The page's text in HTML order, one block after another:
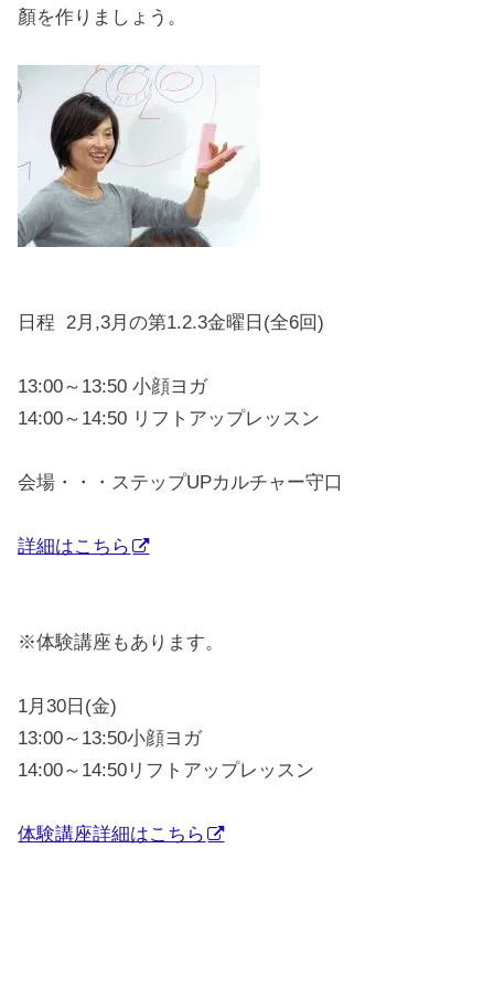
顏を作りましょう。
日程 2月,3月の第1.2.3金曜日(全6回)
13:00～13:50 小顔ヨガ
14:00～14:50 リフトアップレッスン
会場・・・ステップUPカルチャー守口
詳細はこちら
※体験講座もあります。
1月30日(金)
13:00～13:50小顔ヨガ
14:00～14:50リフトアップレッスン
体験講座詳細はこちら